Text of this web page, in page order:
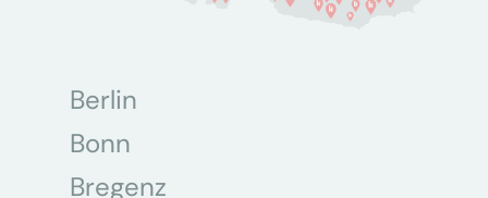
Berlin
Bonn
Bregenz